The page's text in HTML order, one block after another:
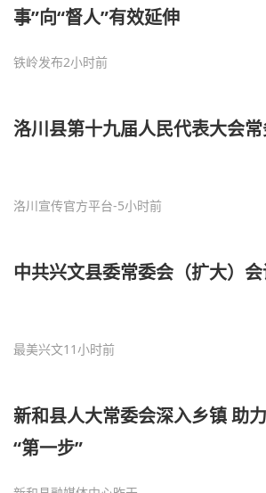
事”向“督人”有效延伸
铁岭发布2小时前
洛川县第十九届人民代表大会
洛川宣传官方平台-5小时前
中共兴文县委常委会（扩大）
最美兴文11小时前
新和县人大常委会深入乡镇 助
“第一步”